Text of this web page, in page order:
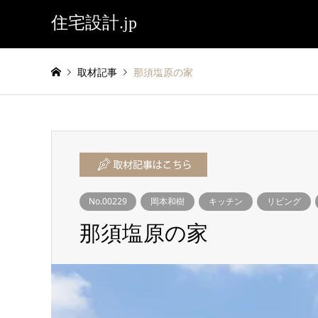
住宅設計.jp
取材記事 那須塩原の家
No.00229 岡本和樹 キッチン リビング
那須塩原の家